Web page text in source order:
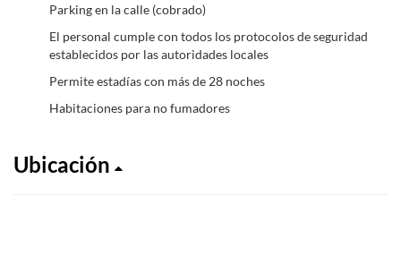
Parking en la calle (cobrado)
El personal cumple con todos los protocolos de seguridad
establecidos por las autoridades locales
Permite estadías con más de 28 noches
Habitaciones para no fumadores
Ubicación